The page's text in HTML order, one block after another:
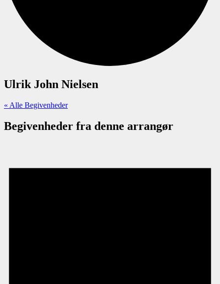
Ulrik John Nielsen
« Alle Begivenheder
Begivenheder fra denne arrangør